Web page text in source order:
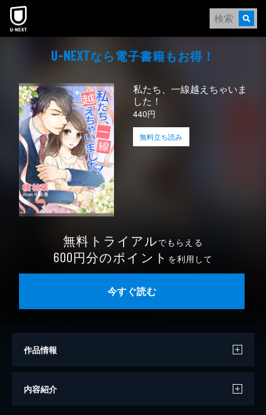
本文へスキップ
U-NEXTなら電⼦書籍もお得！
私たち、一線越えちゃいま
した！
440円
無料立ち読み
無料トライアルでもらえる
600円分のポイント を利用して
今すぐ読む
作品情報
著者
内容紹介